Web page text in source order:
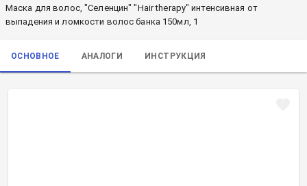
Маска для волос, "Селенцин" "Hair therapy" интенсивная от
выпадения и ломкости волос банка 150мл, 1
ОСНОВНОЕ АНАЛОГИ ИНСТРУКЦИЯ